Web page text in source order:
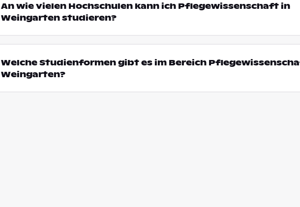
An wie vielen Hochschulen kann ich Pflegewissenschaft in
Weingarten studieren?
Welche Studienformen gibt es im Bereich
Weingarten?